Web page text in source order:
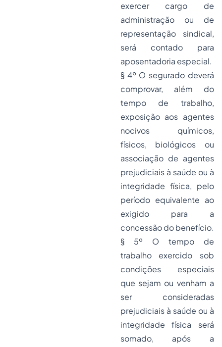
exercer cargo de
administração ou de
representação sindical,
será contado para
aposentadoria especial.
§ 4º O segurado deverá
comprovar, além do
tempo de trabalho,
exposição aos agentes
nocivos químicos,
físicos, biológicos ou
associação de agentes
prejudiciais à saúde ou à
integridade física, pelo
período equivalente ao
exigido para a
concessão do benefício.
§ 5º O tempo de
trabalho exercido sob
condições especiais
que sejam ou venham a
ser consideradas
prejudiciais à saúde ou à
integridade física será
somado, após a